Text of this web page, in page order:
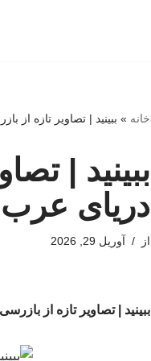
خانه » ببینید | تصاویر تازه
ببینید |
دریای
از آوریل 29, 2026
ببینید | تصاویر تازه از